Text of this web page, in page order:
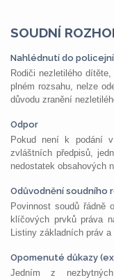
SOUDNÍ
Nahlédnutí do
Rodiči nezletilého
plném rozsahu, nelze
důvodu zranění
Odpor
Pokud není k podání v
zvláštních předpisů,
nedostatek obsahových
Odůvodnění soudního
Povinnost soudů řádně
klíčových prvků práva
Listiny základních práv
Opomenuté důkazy
Jedním z